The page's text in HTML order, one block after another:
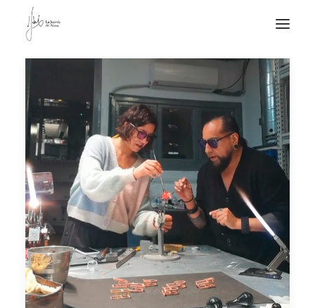
NOTICIAS DE JOYERÍA CONTEMPORÁNEA
NOVEDADES
DE VISITA
APUNTES
QUIÉN SOY